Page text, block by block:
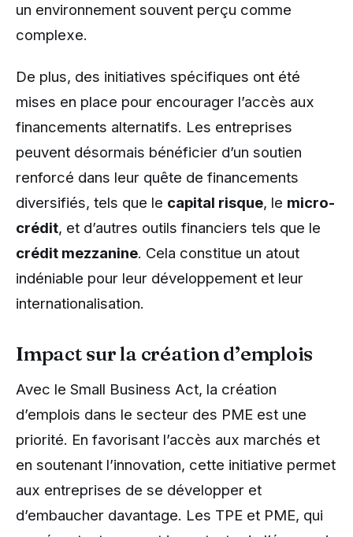
un environnement souvent perçu comme
complexe.
De plus, des initiatives spécifiques ont été
mises en place pour encourager l’accès aux
financements alternatifs. Les entreprises
peuvent désormais bénéficier d’un soutien
renforcé dans leur quête de financements
diversifiés, tels que le capital risque, le micro-
crédit, et d’autres outils financiers tels que le
crédit mezzanine. Cela constitue un atout
indéniable pour leur développement et leur
internationalisation.
Impact sur la création d’emplois
Avec le Small Business Act, la création
d’emplois dans le secteur des PME est une
priorité. En favorisant l’accès aux marchés et
en soutenant l’innovation, cette initiative permet
aux entreprises de se développer et
d’embaucher davantage. Les TPE et PME, qui